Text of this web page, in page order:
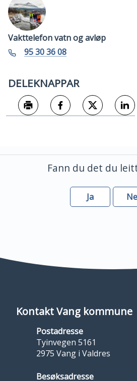
Vakttelefon vatn og avløp
Telefon
95 30 36 08
DELEKNAPPAR
Fann du det du
Ja
Kontakt Vang kommune
Postadresse
Tyinvegen 5161
2975 Vang i Valdres
Besøksadresse